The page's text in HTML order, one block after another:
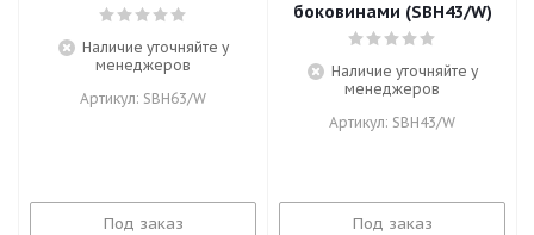
Наличие уточняйте у
менеджеров
Артикул: SBH63/W
Под заказ
боковинами (SBH43/W)
Наличие уточняйте у
менеджеров
Артикул: SBH43/W
Под заказ